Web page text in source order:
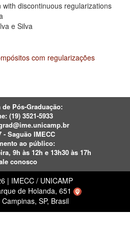
discontinuous regularizations
e Silva
com regularizações
de Pós-Graduação:
(19) 3521-5933
- Saguão IMECC
ao público:
9h às 12h e 13h30 às 17h
conosco
| IMECC / UNICAMP
de Holanda, 651
SP, Brasil